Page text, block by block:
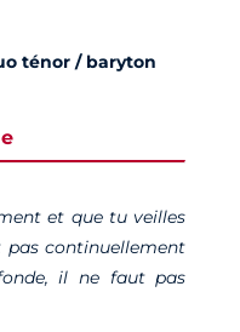
ténor / baryton
et que tu veilles
continuellement
il ne faut pas